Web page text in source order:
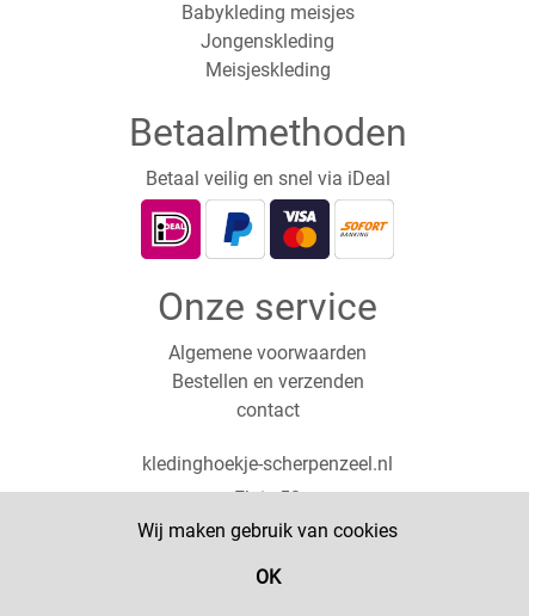
Wij maken gebruik van cookies
OK
Babykleding meisjes
Jongenskleding
Meisjeskleding
Betaalmethoden
Betaal veilig en snel via iDeal
Onze service
Algemene voorwaarden
Bestellen en verzenden
contact
kledinghoekje-scherpenzeel.nl
Ekris 52
3931PX Woudenberg